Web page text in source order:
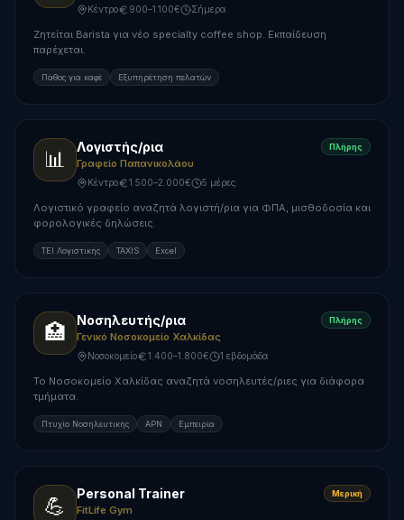
Κέντρο 900–1.100€ Σήμερα
Ζητείται Barista για νέο specialty coffee shop. Εκπαίδευση
παρέχεται.
Πάθος για καφέ Εξυπηρέτηση πελατών
📊 Λογιστής/ρια Πλήρης
Γραφείο Παπανικολάου
Κέντρο 1.500–2.000€ 5 μέρες
Λογιστικό γραφείο αναζητά λογιστή/ρια για ΦΠΑ, μισθοδοσία και
φορολογικές δηλώσεις.
ΤΕΙ Λογιστικής TAXIS Excel
🏥 Νοσηλευτής/ρια Πλήρης
Γενικό Νοσοκομείο Χαλκίδας
Νοσοκομείο 1.400–1.800€ 1 εβδομάδα
Το Νοσοκομείο Χαλκίδας αναζητά νοσηλευτές/ριες για διάφορα
τμήματα.
Πτυχίο Νοσηλευτικής ΑΡΝ Εμπειρία
💪 Personal Trainer Μερική
FitLife Gym